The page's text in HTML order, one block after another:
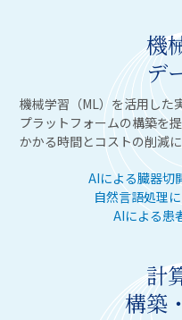
機
デ
機械学習（ML）を活用した
プラットフォームの構築を
かかる時間とコストの削減
AIによる臓器切
自然言語処理
AIによる
計
構築